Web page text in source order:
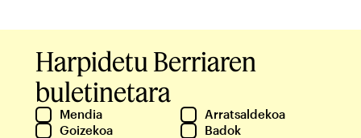
Harpidetu Berriaren
buletinetara
Mendia
Arratsaldekoa
Goizekoa
Badok